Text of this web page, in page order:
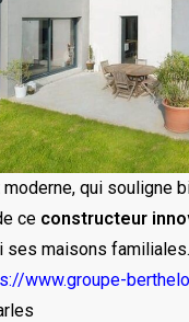
qui souligne
ce constructeur
ses maisons familiales.
www.groupe-